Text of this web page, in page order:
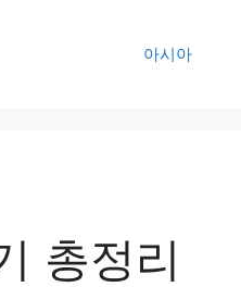
아시아
총정리